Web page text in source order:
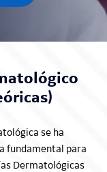
se ha
fundamental para
Dermatológicas